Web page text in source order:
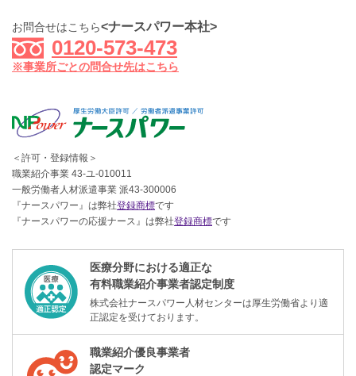
お問合せはこちら<ナースパワー本社>
0120-573-473
※事業所ごとの問合せ先はこちら
＜許可・登録情報＞
職業紹介事業 43-ユ-010011
一般労働者人材派遣事業 派43-300006
『ナースパワー』は弊社登録商標です
『ナースパワーの応援ナース』は弊社登録商標です
医療分野における適正な
有料職業紹介事業者認定制度
株式会社ナースパワー人材センターは厚生労働省より適
正認定を受けております。
職業紹介優良事業者
認定マーク